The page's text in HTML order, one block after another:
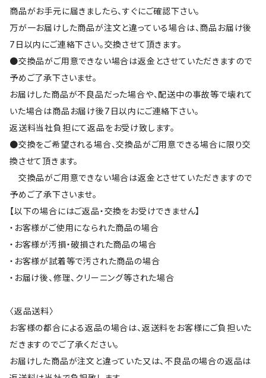
商品がお手元に届きましたら、すぐにご確認下さい。
万が一お届けした商品が注文と違っている場合は、商品お届け後
7日以内にご連絡下さい。交換させて頂きます。
●交換品がご用意できない場合は返金とさせていただきますので
予めご了承下さいませ。
お届けした商品が不良品だった場合や、配送中の事故等で壊れて
いた場合は商品お届け後7日以内にご連絡下さい。
返送料当社負担にて返品をお受け致します。
●交換をご希望される場合、交換品がご用意できる場合に限り交
換させて頂きます。
交換品がご用意できない場合は返金とさせていただきますので
予めご了承下さいませ。
【以下の場合にはご返品・交換をお受けできません】
・お客様がご使用になられた商品の場合
・お客様が汚損・破損された商品の場合
・お客様が試着等で汚された商品の場合
・お届け後、修理、クリーニング等された場合
〈返品送料〉
お客様の都合による返品の場合は、返送料をお客様にご負担いた
だきますのでご了承ください。
お届けした商品が注文と違っていた又は、不良品の場合の返品は